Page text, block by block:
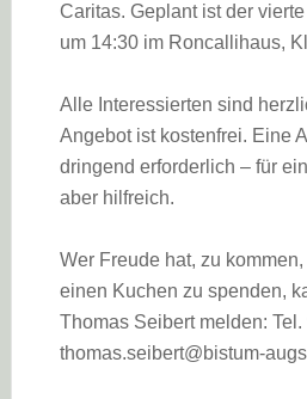
Caritas. Geplant ist der
um 14:30 im Roncallihaus,
Alle Interessierten sind
Angebot ist kostenfrei. Eine
dringend erforderlich – für
aber hilfreich.
Wer Freude hat, zu
einen Kuchen zu spenden,
Thomas Seibert melden:
thomas.seibert@bistum-